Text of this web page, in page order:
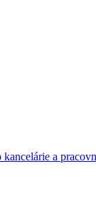
a